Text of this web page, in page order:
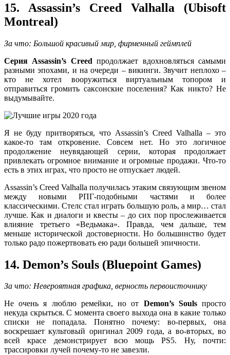
15. Assassin’s Creed Valhalla (Ubisoft
Montreal)
За что: Большой красивый мир, фирменный геймплей
Серия Assassin’s Creed продолжает вдохновляться самыми
разными эпохами, и на очереди – викинги. Звучит неплохо –
кто не хотел вооружиться виртуальным топором и
отправиться громить саксонские поселения? Как никто? Не
выдумывайте.
Я не буду притворяться, что Assassin’s Creed Valhalla – это
какое-то там откровение. Совсем нет. Но это логичное
продолжение неувядающей серии, которая продолжает
привлекать огромное внимание и огромные продажи. Что-то
есть в этих играх, что просто не отпускает людей.
Assassin’s Creed Valhalla получилась этаким связующим звеном
между новыми РПГ-подобными частями и более
классическими. Стелс стал играть большую роль, а мир… стал
лучше. Как и диалоги и квесты – до сих пор прослеживается
влияние третьего «Ведьмака». Правда, чем дальше, тем
меньше исторической достоверности. Но большинство будет
только радо пожертвовать ею ради большей эпичности.
14. Demon’s Souls (Bluepoint Games)
За что: Невероятная графика, верность первоисточнику
Не очень я люблю ремейки, но от Demon’s Soulsпросто
некуда скрыться. С момента своего выхода она в какие только
списки не попадала. Понятно почему: во-первых, она
воскрешает культовый оригинал 2009 года, а во-вторых, во
всей красе демонстрирует всю мощь PS5. Ну, почти:
трассировки лучей почему-то не завезли.